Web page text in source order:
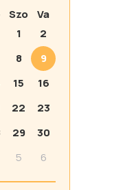
Szo
Va
1
2
8
9
15
16
22
23
29
30
5 6